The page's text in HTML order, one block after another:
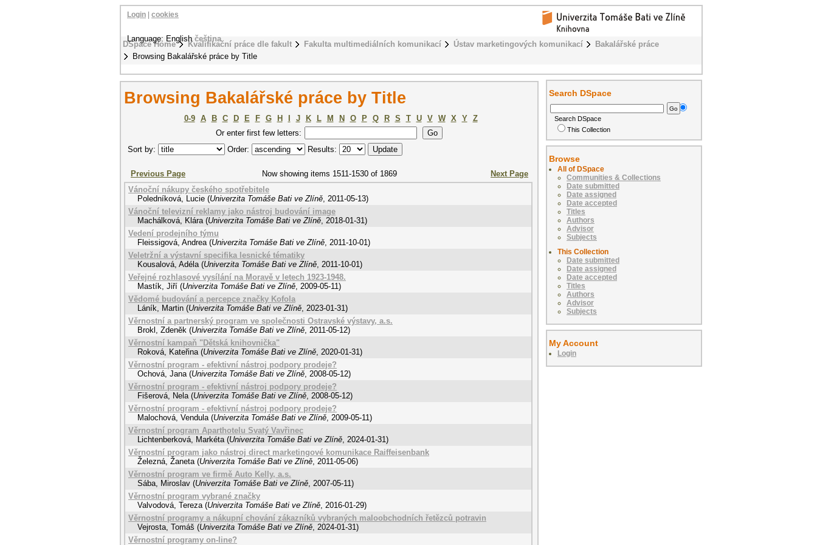
DSpace Home Kvalifikační práce dle fakult Fakulta multimediálních komunikací Ústav marketingových komunikací
Bakalářské práce
Browsing Bakalářské práce by Title
Login cookies
Language: Englishčeština
Browsing Bakalářské práce by Title
0-9 A B C D E F G H J K L M N O P Q R S T U V W X Y
Z
Or enter first few letters:
Sort by:
Order: Results:
Previous Page Now showing items 1511-1530 of 1869
Next Page
Vánoční nákupy českého spotřebitele
Poledníková, Lucie (Univerzita Tomáše Bati ve Zlíně, 2011-05-13)
Vánoční televizní reklamy jako nástroj budování image
Machálková, Klára (Univerzita Tomáše Bati ve Zlíně, 2018-01-31)
Vedení prodejního týmu
Fleissigová, Andrea (Univerzita Tomáše Bati ve Zlíně, 2011-10-01)
Veletržní a výstavní specifika lesnické tématiky
Kousalová, Adéla (Univerzita Tomáše Bati ve Zlíně, 2011-10-01)
Veřejné rozhlasové vysílání na Moravě v letech 1923-1948.
Mastík, Jiří (Univerzita Tomáše Bati ve Zlíně, 2009-05-11)
Vědomé budování a percepce značky Kofola
Láník, Martin (Univerzita Tomáše Bati ve Zlíně, 2023-01-31)
Věrnostní a partnerský program ve společnosti Ostravské výstavy, a.s.
Brokl, Zdeněk (Univerzita Tomáše Bati ve Zlíně, 2011-05-12)
Věrnostní kampaň "Dětská knihovnička"
Roková, Kateřina (Univerzita Tomáše Bati ve Zlíně, 2020-01-31)
Věrnostní program - efektivní nástroj podpory prodeje?
Ochová, Jana (Univerzita Tomáše Bati ve Zlíně, 2008-05-12)
Věrnostní program - efektivní nástroj podpory prodeje?
Fišerová, Nela (Univerzita Tomáše Bati ve Zlíně, 2008-05-12)
Věrnostní program - efektivní nástroj podpory prodeje?
Malochová, Vendula (Univerzita Tomáše Bati ve Zlíně, 2009-05-11)
Věrnostní program Aparthotelu Svatý Vavřinec
Lichtenberková, Markéta (Univerzita Tomáše Bati ve Zlíně, 2024-01-31)
Věrnostní program jako nástroj direct marketingové komunikace Raiffeisenbank
Železná, Žaneta (Univerzita Tomáše Bati ve Zlíně, 2011-05-06)
Věrnostní program ve firmě Auto Kelly, a.s.
Sába, Miroslav (Univerzita Tomáše Bati ve Zlíně, 2007-05-11)
Věrnostní program vybrané značky
Valvodová, Tereza (Univerzita Tomáše Bati ve Zlíně, 2016-01-29)
Věrnostní programy a nákupní chování zákazníků vybraných maloobchodních řetězců potravin
Vejrosta, Tomáš (Univerzita Tomáše Bati ve Zlíně, 2024-01-31)
Věrnostní programy on-line?
Search DSpace
Search DSpace
This Collection
Browse
All of DSpace
Communities & Collections
Date submitted
Date assigned
Date accepted
Titles
Authors
Advisor
Subjects
This Collection
Date submitted
Date assigned
Date accepted
Titles
Authors
Advisor
Subjects
My Account
Login